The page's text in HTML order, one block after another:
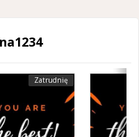
Zatrudnię